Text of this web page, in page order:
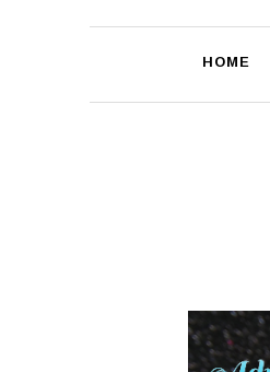
HOME